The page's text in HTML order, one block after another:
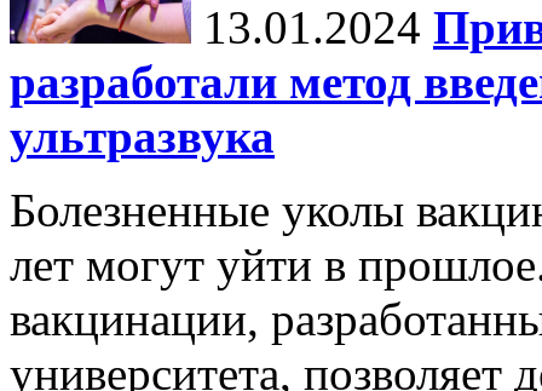
13.01.2024
разработали метод
ультразвука
Болезненные уколы
лет могут уйти в
вакцинации,
университета, позволяет